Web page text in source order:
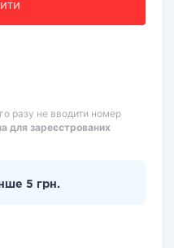
разу не вводити номер
для зареєстрованих
5 грн.